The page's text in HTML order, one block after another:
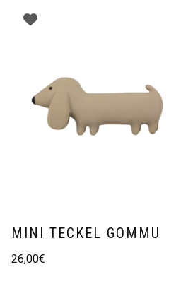
MINI TECKEL GOMMU
26,00€